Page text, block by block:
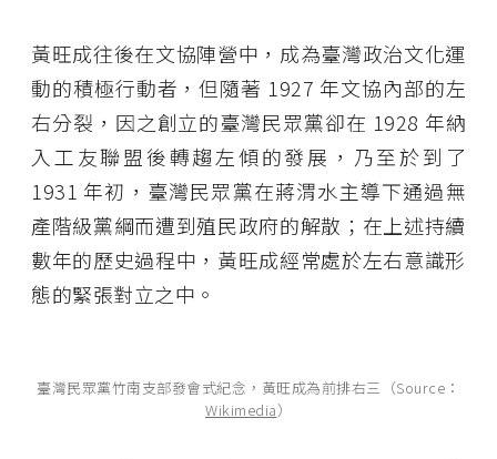
黃旺成往後在文協陣營中，成為臺灣政治文化運
動的積極行動者，但隨著 1927 年文協內部的左
右分裂，因之創立的臺灣民眾黨卻在 1928 年納
入工友聯盟後轉趨左傾的發展，乃至於到了
1931 年初，臺灣民眾黨在蔣渭水主導下通過無
產階級黨綱而遭到殖民政府的解散；在上述持續
數年的歷史過程中，黃旺成經常處於左右意識形
態的緊張對立之中。
臺灣民眾黨竹南支部發會式紀念，黃旺成為前排右三（Source：
Wikimedia）